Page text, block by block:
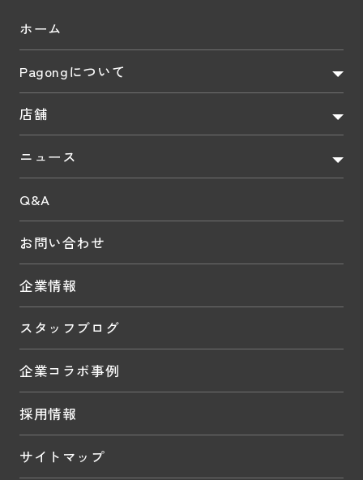
ホーム
Pagongについて
店舗
ニュース
Q&A
お問い合わせ
企業情報
スタッフブログ
企業コラボ事例
採用情報
サイトマップ